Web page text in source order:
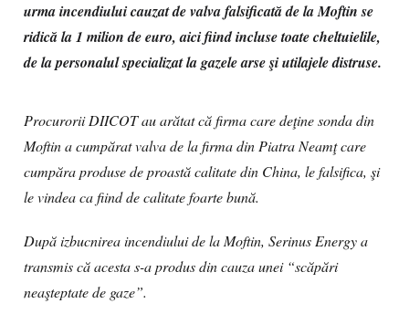
urma incendiului cauzat de valva falsificată de la Moftin se
ridică la 1 milion de euro, aici fiind incluse toate cheltuielile,
de la personalul specializat la gazele arse şi utilajele distruse.
Procurorii DIICOT au arătat că firma care deţine sonda din
Moftin a cumpărat valva de la firma din Piatra Neamţ care
cumpăra produse de proastă calitate din China, le falsifica, şi
le vindea ca fiind de calitate foarte bună.
După izbucnirea incendiului de la Moftin, Serinus Energy a
transmis că acesta s-a produs din cauza unei “scăpări
neaşteptate de gaze”.